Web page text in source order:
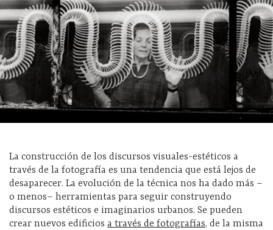
La construcción de los discursos visuales-estéticos a
través de la fotografía es una tendencia que está lejos de
desaparecer. La evolución de la técnica nos ha dado más –
o menos– herramientas para seguir construyendo
discursos estéticos e imaginarios urbanos. Se pueden
crear nuevos edificios a través de fotografías, de la misma